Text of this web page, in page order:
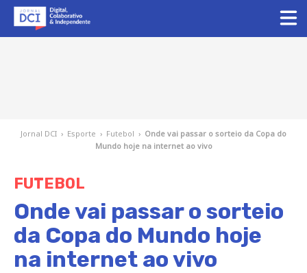
Jornal DCI › Esporte › Futebol › Onde vai passar o sorteio da Copa do
Mundo hoje na internet ao vivo
FUTEBOL
Onde vai passar o sorteio
da Copa do Mundo hoje
na internet ao vivo